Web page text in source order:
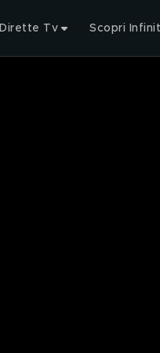
Dirette Tv Scopri